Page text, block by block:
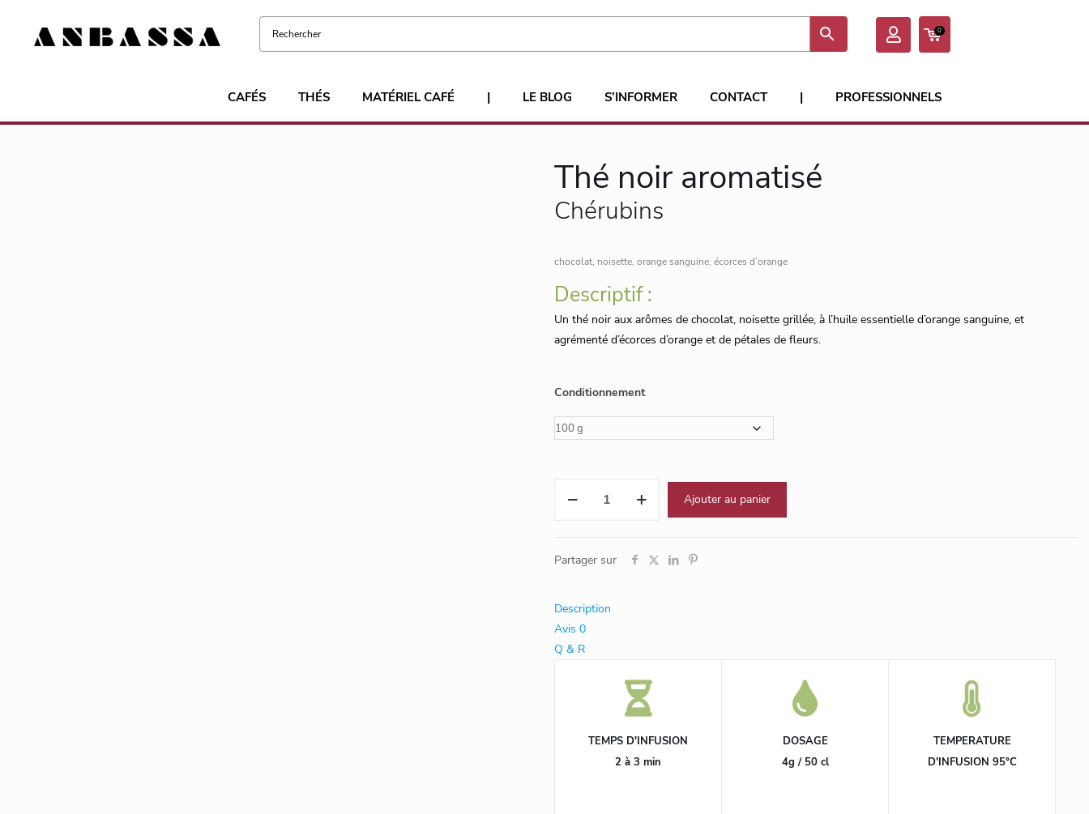
CAFÉS THÉS MATÉRIEL CAFÉ | LE BLOG S’INFORMER CONTACT | PROFESSIONNELS
0
Thé noir aromatisé
Chérubins
chocolat, noisette, orange sanguine, écorces d’orange
Descriptif :
Un thé noir aux arômes de chocolat, noisette grillée, à l’huile essentielle d’orange sanguine, et
agrémenté d’écorces d’orange et de pétales de fleurs.
Conditionnement
Ajouter au panier
Partager sur
Description
Avis 0
Q & R
TEMPS D'INFUSION
2 à 3 min
DOSAGE
4g / 50 cl
TEMPERATURE
D'INFUSION 95°C